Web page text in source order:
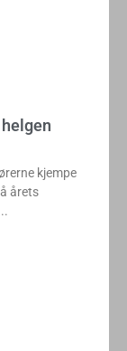
kjempe
årets